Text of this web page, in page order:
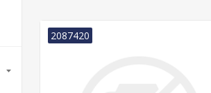
2087420